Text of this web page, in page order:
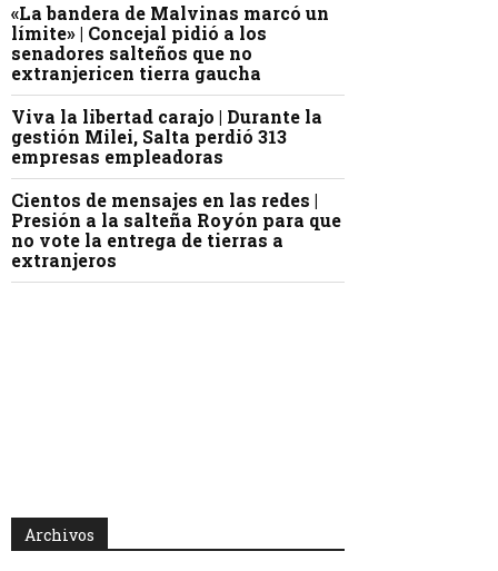
«La bandera de Malvinas marcó un
límite» | Concejal pidió a los
senadores salteños que no
extranjericen tierra gaucha
Viva la libertad carajo | Durante la
gestión Milei, Salta perdió 313
empresas empleadoras
Cientos de mensajes en las redes |
Presión a la salteña Royón para que
no vote la entrega de tierras a
extranjeros
Archivos